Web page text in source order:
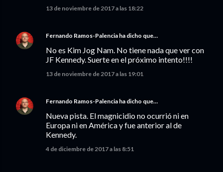
13 de noviembre de 2017 a las 18:22
Fernando Ramos-Palencia ha dicho que…
No es Kim Jog Nam. No tiene nada que ver con
JF Kennedy. Suerte en el próximo intento!!!!
13 de noviembre de 2017 a las 19:01
Fernando Ramos-Palencia ha dicho que…
Nueva pista. El magnicidio no ocurrió ni en
Europa ni en América y fue anterior al de
Kennedy.
4 de diciembre de 2017 a las 8:51